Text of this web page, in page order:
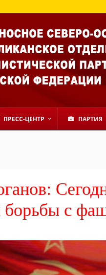
ПРЕСС-ЦЕНТР ПАРТИЯ
борьбы с